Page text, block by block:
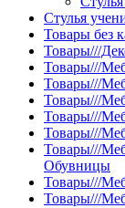
Стулья
Товары без
Товары///
Товары///
Товары///
Товары///
Товары///
Товары///
Товары///
Обувницы
Товары///
Товары///